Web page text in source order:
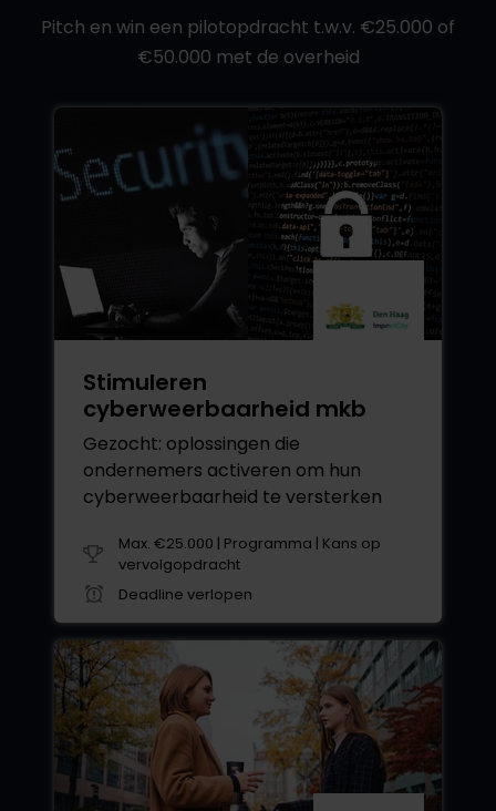
Pitch en win een pilotopdracht t.w.v. €25.000 of
€50.000 met de overheid
Stimuleren
cyberweerbaarheid mkb
Gezocht: oplossingen die
ondernemers activeren om hun
cyberweerbaarheid te versterken
Max. €25.000 | Programma | Kans op
vervolgopdracht
Deadline verlopen